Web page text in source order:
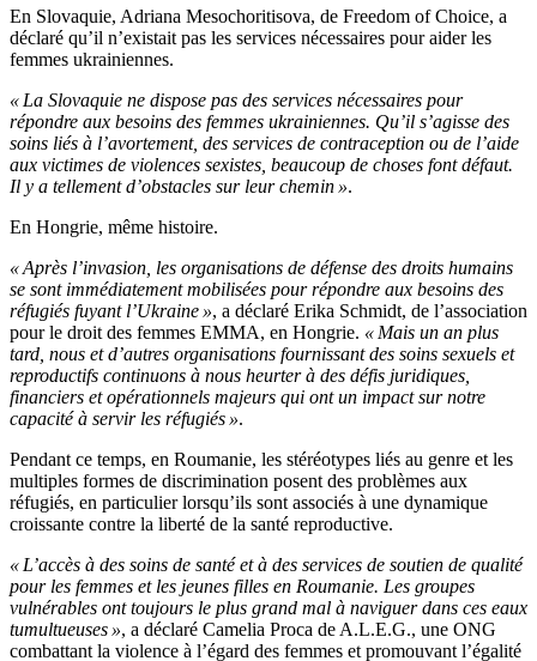
En Slovaquie, Adriana Mesochoritisova, de Freedom of Choice, a
déclaré qu’il n’existait pas les services nécessaires pour aider les
femmes ukrainiennes.
« La Slovaquie ne dispose pas des services nécessaires pour
répondre aux besoins des femmes ukrainiennes. Qu’il s’agisse des
soins liés à l’avortement, des services de contraception ou de l’aide
aux victimes de violences sexistes, beaucoup de choses font défaut.
Il y a tellement d’obstacles sur leur chemin ».
En Hongrie, même histoire.
« Après l’invasion, les organisations de défense des droits humains
se sont immédiatement mobilisées pour répondre aux besoins des
réfugiés fuyant l’Ukraine », a déclaré Erika Schmidt, de l’association
pour le droit des femmes EMMA, en Hongrie. « Mais un an plus
tard, nous et d’autres organisations fournissant des soins sexuels et
reproductifs continuons à nous heurter à des défis juridiques,
financiers et opérationnels majeurs qui ont un impact sur notre
capacité à servir les réfugiés ».
Pendant ce temps, en Roumanie, les stéréotypes liés au genre et les
multiples formes de discrimination posent des problèmes aux
réfugiés, en particulier lorsqu’ils sont associés à une dynamique
croissante contre la liberté de la santé reproductive.
« L’accès à des soins de santé et à des services de soutien de qualité
pour les femmes et les jeunes filles en Roumanie. Les groupes
vulnérables ont toujours le plus grand mal à naviguer dans ces eaux
tumultueuses », a déclaré Camelia Proca de A.L.E.G., une ONG
combattant la violence à l’égard des femmes et promouvant l’égalité